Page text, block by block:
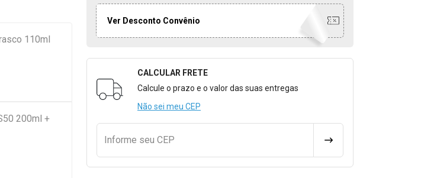
Ver Desconto Convênio
Formulário para Calcular o Frete
CALCULAR FRETE
Calcule o prazo e o valor das suas entregas
Não sei meu CEP
Informe seu CEP CALCULAR FRETE
110ml
200ml +